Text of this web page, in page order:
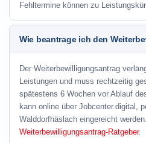
Fehltermine können zu
Wie beantrage ich den
Der Weiterbewilligungsantrag
Leistungen und muss rechtzeitig
spätestens 6 Wochen vor Ablauf
kann online über Jobcenter.digital,
Walddorfhäslach eingereicht
Weiterbewilligungsantrag-Ratgeber.